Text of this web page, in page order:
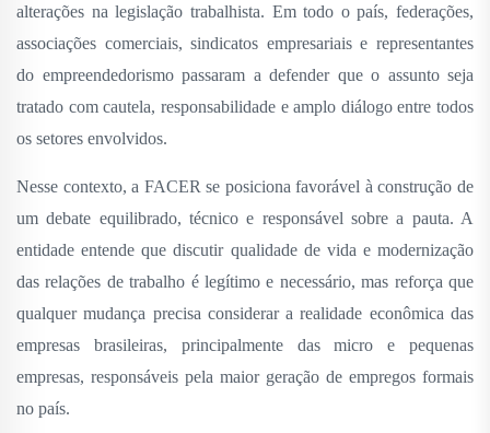
alterações na legislação trabalhista. Em todo o país, federações,
associações comerciais, sindicatos empresariais e representantes
do empreendedorismo passaram a defender que o assunto seja
tratado com cautela, responsabilidade e amplo diálogo entre todos
os setores envolvidos.
Nesse contexto, a FACER se posiciona favorável à construção de
um debate equilibrado, técnico e responsável sobre a pauta. A
entidade entende que discutir qualidade de vida e modernização
das relações de trabalho é legítimo e necessário, mas reforça que
qualquer mudança precisa considerar a realidade econômica das
empresas brasileiras, principalmente das micro e pequenas
empresas, responsáveis pela maior geração de empregos formais
no país.